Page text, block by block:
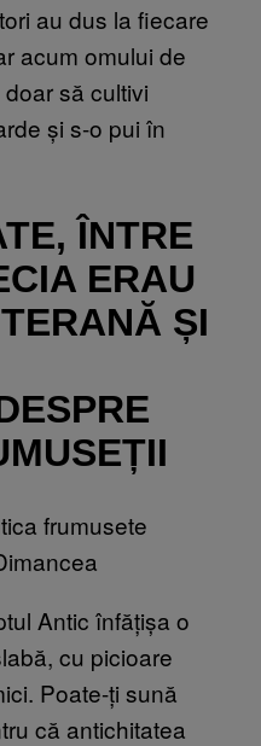
au dus la fiecare
acum omului de
să cultivi
și s-o pui în
ÎNTRE
ERAU
ȘI
Antic înfățișa o
cu picioare
Poate-ți sună
că antichitatea